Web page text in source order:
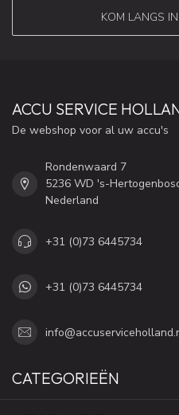
KOM LANGS
ACCU SERVICE
De webshop voor al uw accu's
Rondenwaard 7
5236 WD 's-
Nederland
+31 (0)73 6445734
+31 (0)73 6445734
CATEGORIEËN